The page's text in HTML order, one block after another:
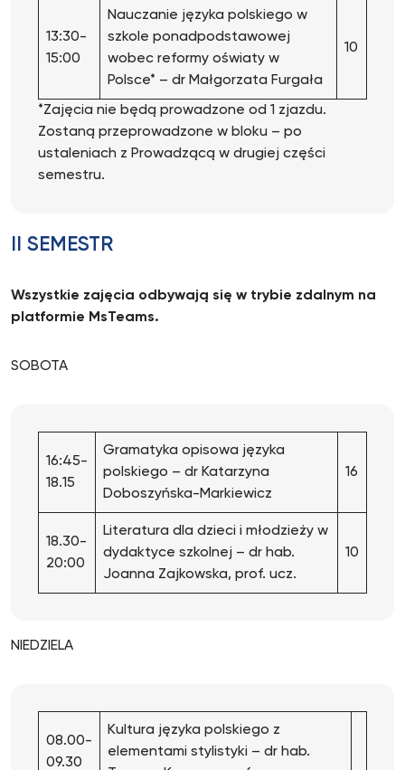
13:30-
15:00
Nauczanie języka polskiego w
szkole ponadpodstawowej
wobec reformy oświaty w
Polsce* – dr Małgorzata Furgała
10
*Zajęcia nie będą prowadzone od 1 zjazdu.
Zostaną przeprowadzone w bloku – po
ustaleniach z Prowadzącą w drugiej części
semestru.
II SEMESTR
Wszystkie zajęcia odbywają się w trybie zdalnym na
platformie MsTeams.
SOBOTA
16:45-
18.15
Gramatyka opisowa języka
polskiego – dr Katarzyna
Doboszyńska-Markiewicz
16
18.30-
20:00
Literatura dla dzieci i młodzieży w
dydaktyce szkolnej – dr hab.
Joanna Zajkowska, prof. ucz.
10
NIEDZIELA
08.00-
09.30
Kultura języka polskiego z
elementami stylistyki – dr hab.